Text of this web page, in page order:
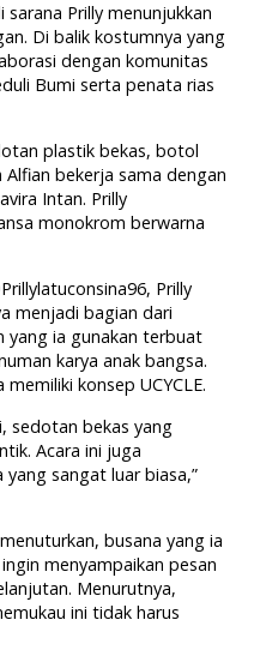
sarana Prilly menunjukkan
Di balik kostumnya yang
dengan komunitas
Bumi serta penata rias
plastik bekas, botol
bekerja sama dengan
Intan. Prilly
monokrom berwarna
Prilly
menjadi bagian dari
yang ia gunakan terbuat
karya anak bangsa.
konsep UCYCLE.
sedotan bekas yang
Acara ini juga
sangat luar biasa,”
busana yang ia
menyampaikan pesan
Menurutnya,
ini tidak harus